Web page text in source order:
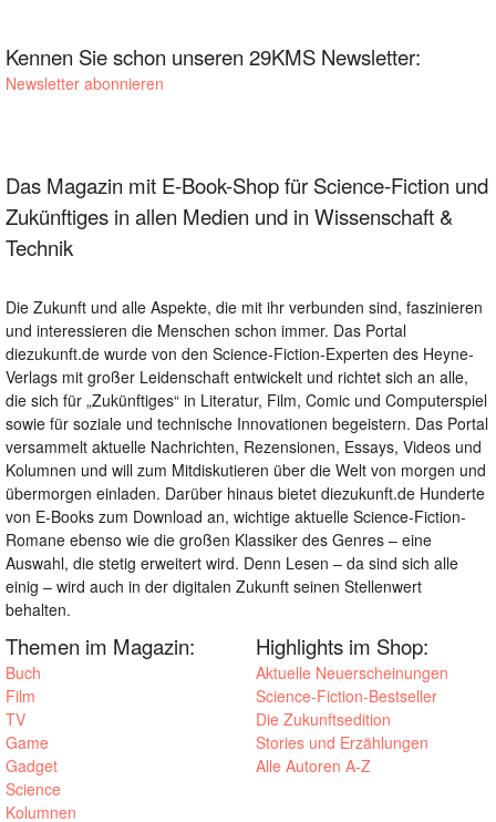
Kennen Sie schon unseren 29KMS Newsletter:
Newsletter abonnieren
Das Magazin mit E-Book-Shop für Science-Fiction und
Zukünftiges in allen Medien und in Wissenschaft &
Technik
Die Zukunft und alle Aspekte, die mit ihr verbunden sind, faszinieren
und interessieren die Menschen schon immer. Das Portal
diezukunft.de wurde von den Science-Fiction-Experten des Heyne-
Verlags mit großer Leidenschaft entwickelt und richtet sich an alle,
die sich für „Zukünftiges“ in Literatur, Film, Comic und Computerspiel
sowie für soziale und technische Innovationen begeistern. Das Portal
versammelt aktuelle Nachrichten, Rezensionen, Essays, Videos und
Kolumnen und will zum Mitdiskutieren über die Welt von morgen und
übermorgen einladen. Darüber hinaus bietet diezukunft.de Hunderte
von E-Books zum Download an, wichtige aktuelle Science-Fiction-
Romane ebenso wie die großen Klassiker des Genres – eine
Auswahl, die stetig erweitert wird. Denn Lesen – da sind sich alle
einig – wird auch in der digitalen Zukunft seinen Stellenwert
behalten.
Themen im Magazin:
Buch
Film
TV
Game
Gadget
Science
Kolumnen
Highlights im Shop:
Aktuelle Neuerscheinungen
Science-Fiction-Bestseller
Die Zukunftsedition
Stories und Erzählungen
Alle Autoren A-Z